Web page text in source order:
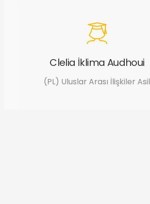
Clelia İklima Audhoui
(PL) Uluslar Arası İlişkiler Asil